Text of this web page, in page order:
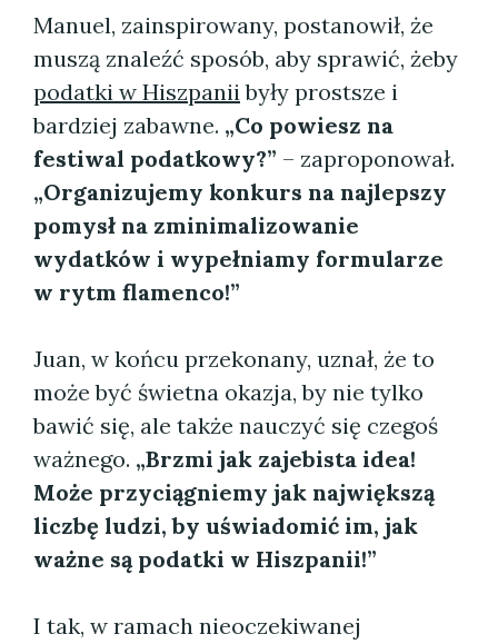
Manuel, zainspirowany, postanowił, że
muszą znaleźć sposób, aby sprawić, żeby
podatki w Hiszpaniibyły prostsze i
bardziej zabawne. „Co powiesz na
festiwal podatkowy?” – zaproponował.
„Organizujemy konkurs na najlepszy
pomysł na zminimalizowanie
wydatków i wypełniamy formularze
w rytm flamenco!”
Juan, w końcu przekonany, uznał, że to
może być świetna okazja, by nie tylko
bawić się, ale także nauczyć się czegoś
ważnego. „Brzmi jak zajebista idea!
Może przyciągniemy jak największą
liczbę ludzi, by uświadomić im, jak
ważne są podatki w Hiszpanii!”
I tak, w ramach nieoczekiwanej